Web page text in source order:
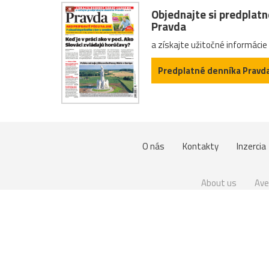
Objednajte si
Pravda
a získajte užitočné informácie
Predplatné denníka
O nás Kontakty Inzercia
About us